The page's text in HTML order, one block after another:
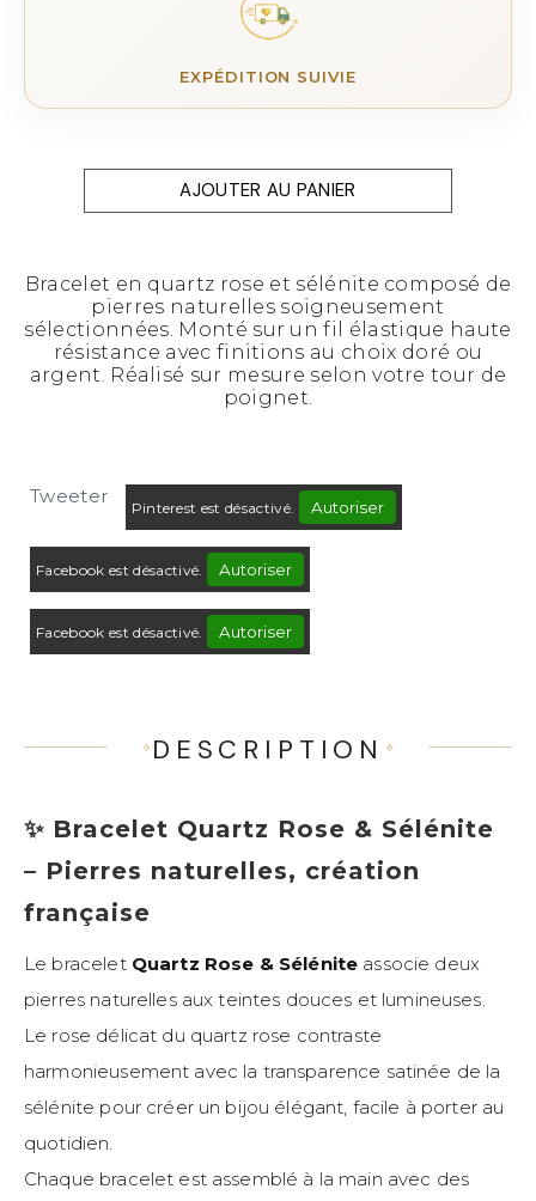
EXPÉDITION SUIVIE
AJOUTER AU PANIER
Bracelet en quartz rose et sélénite composé de
pierres naturelles soigneusement
sélectionnées. Monté sur un fil élastique haute
résistance avec finitions au choix doré ou
argent. Réalisé sur mesure selon votre tour de
poignet.
Tweeter
Pinterest est désactivé. Autoriser
Facebook est désactivé. Autoriser
Facebook est désactivé. Autoriser
DESCRIPTION
✨ Bracelet Quartz Rose & Sélénite
– Pierres naturelles, création
française
Le bracelet Quartz Rose & Sélénite associe deux
pierres naturelles aux teintes douces et lumineuses.
Le rose délicat du quartz rose contraste
harmonieusement avec la transparence satinée de la
sélénite pour créer un bijou élégant, facile à porter au
quotidien.
Chaque bracelet est assemblé à la main avec des